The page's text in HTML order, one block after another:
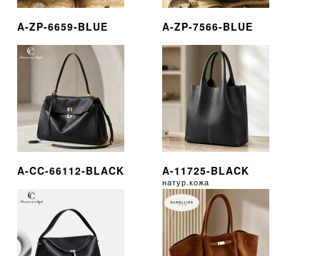
A-ZP-6659-BLUE A-ZP-7566-BLUE
A-CC-66112-BLACK A-11725-BLACK
натур.кожа